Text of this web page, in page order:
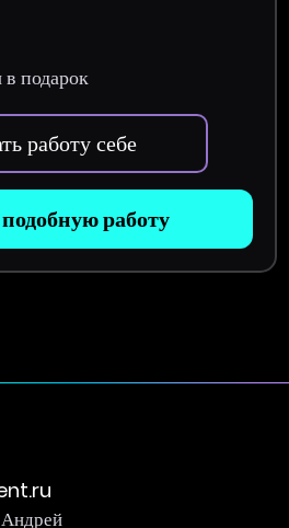
подарок
работу себе
работу